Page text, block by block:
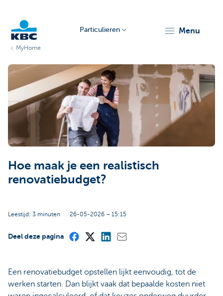
Particulieren
Particulieren menu
MyHome
Hoe maak je een realistisch
renovatiebudget?
Leestijd: 3 minuten 26-05-2026 – 15:15
Deel deze pagina
Een renovatiebudget opstellen lijkt eenvoudig, tot de
werken starten. Dan blijkt vaak dat bepaalde kosten niet